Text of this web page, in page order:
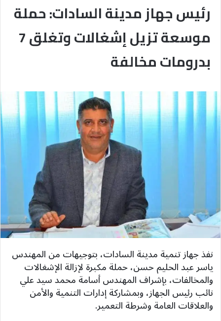
رئيس جهاز مدينة السادات: حملة
موسعة تزيل إشغالات وتغلق 7
بدرومات مخالفة
نفذ جهاز تنمية مدينة السادات، بتوجيهات من المهندس
ياسر عبد الحليم حسن، حملة مكبرة لإزالة الإشغالات
والمخالفات، بإشراف المهندس أسامة محمد سيد علي
نائب رئيس الجهاز، وبمشاركة إدارات التنمية والأمن
والعلاقات العامة وشرطة التعمير.